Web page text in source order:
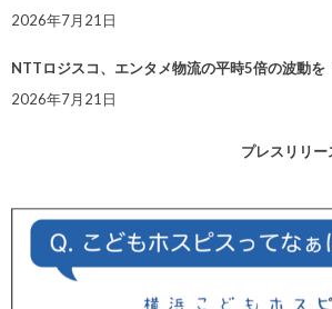
2026年7月21日
NTTロジスコ、エンタメ物流の平時5倍の波動
2026年7月21日
プレスリリ